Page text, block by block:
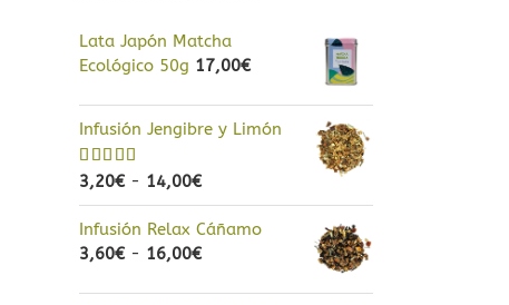
Lata Japón Matcha
Ecológico 50g 17,00€
Infusión Jengibre y Limón
Valorado
con
3,20€ - 14,00€Rango
de
precios:
desde
Infusión Relax Cáñamo
3,60€ - 16,00€Rango